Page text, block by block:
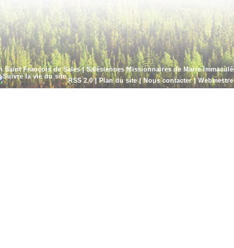
Saint François de Sales|Salésiennes Missionnaires de Marie
RSS 2.0| Plan du site| Nous contacter|Webmestre